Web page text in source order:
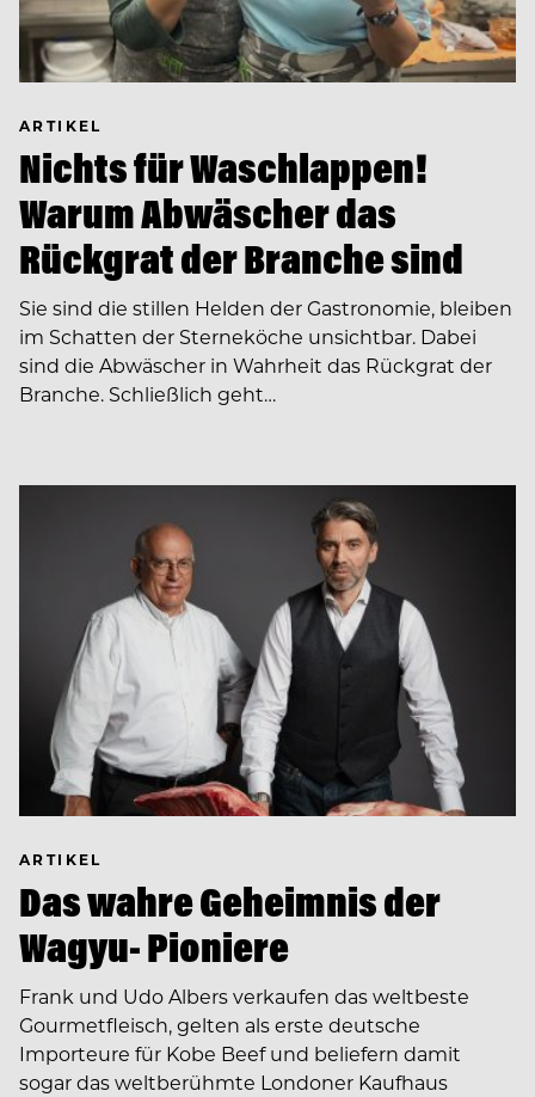
ARTIKEL
Nichts für Waschlappen!
Warum Abwäscher das
Rückgrat der Branche sind
Sie sind die stillen Helden der Gastronomie, bleiben
im Schatten der Sterneköche unsichtbar. Dabei
sind die Abwäscher in Wahrheit das Rückgrat der
Branche. Schließlich geht…
ARTIKEL
Das wahre Geheimnis der
Wagyu- Pioniere
Frank und Udo Albers verkaufen das weltbeste
Gourmetfleisch, gelten als erste deutsche
Importeure für Kobe Beef und beliefern damit
sogar das weltberühmte Londoner Kaufhaus